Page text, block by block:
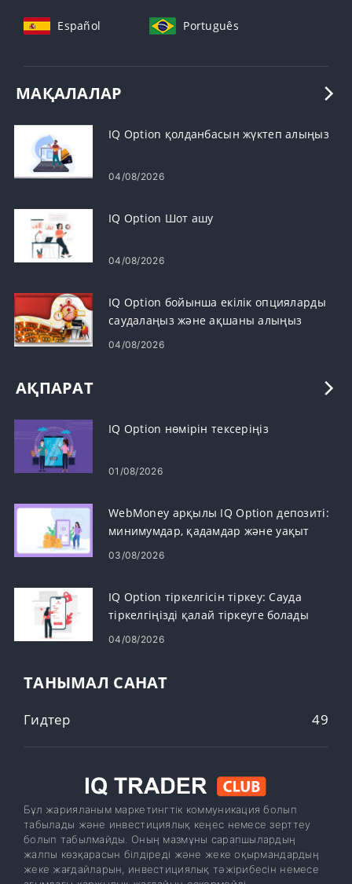
Español Português
МАҚАЛАЛАР
IQ Option қолданбасын жүктеп алыңыз
04/08/2026
IQ Option Шот ашу
04/08/2026
IQ Option бойынша екілік опцияларды
саудалаңыз және ақшаны алыңыз
04/08/2026
АҚПАРАТ
IQ Option нөмірін тексеріңіз
01/08/2026
WebMoney арқылы IQ Option депозиті:
минимумдар, қадамдар және уақыт
03/08/2026
IQ Option тіркелгісін тіркеу: Сауда
тіркелгіңізді қалай тіркеуге болады
04/08/2026
ТАНЫМАЛ САНАТ
Гидтер 49
Бұл жарияланым маркетингтік коммуникация болып
табылады және инвестициялық кеңес немесе зерттеу
болып табылмайды. Оның мазмұны сарапшылардың
жалпы көзқарасын білдіреді және жеке оқырмандардың
жеке жағдайларын, инвестициялық тәжірибесін немесе